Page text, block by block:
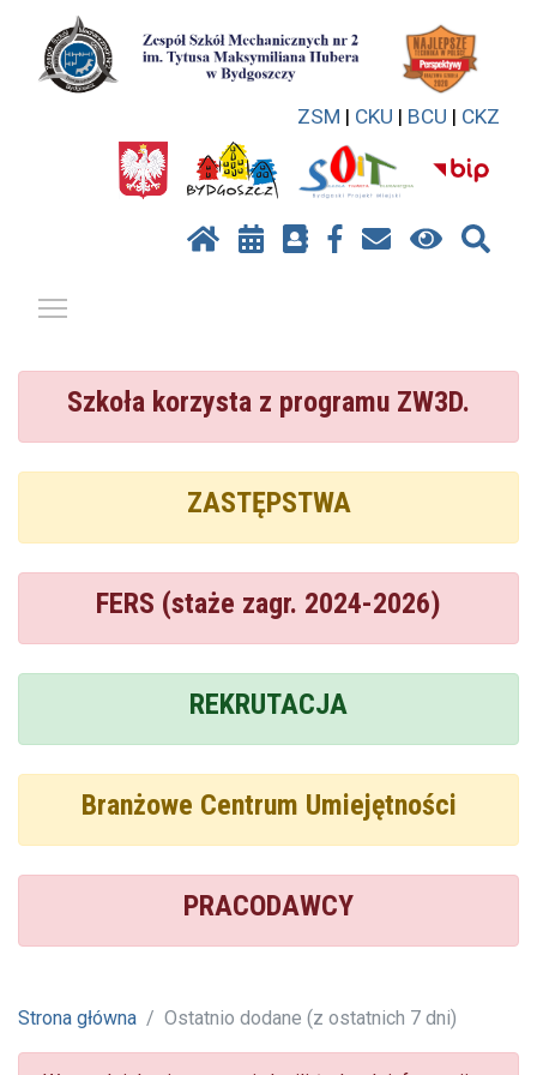
ZSM | CKU | BCU | CKZ
Szkoła korzysta z programu ZW3D.
ZASTĘPSTWA
FERS (staże zagr. 2024-2026)
REKRUTACJA
Branżowe Centrum Umiejętności
PRACODAWCY
Strona główna Ostatnio dodane (z ostatnich 7 dni)